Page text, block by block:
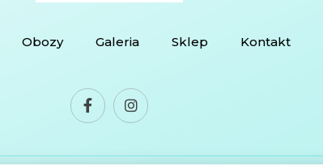
Obozy Galeria Sklep Kontakt